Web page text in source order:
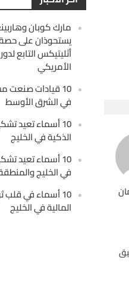
مارك كوبان
يستحوذان على
أثليتيكس التابع
الأمريكي
10 قيادات صنعت
في الشرق الأوسط
10 أسماء تعيد
الذكية في الخليج
10 أسماء تعيد
في الخليج
10 أسماء في قلب
المالية في الخليج